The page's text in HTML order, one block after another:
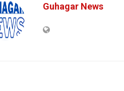
Guhagar News